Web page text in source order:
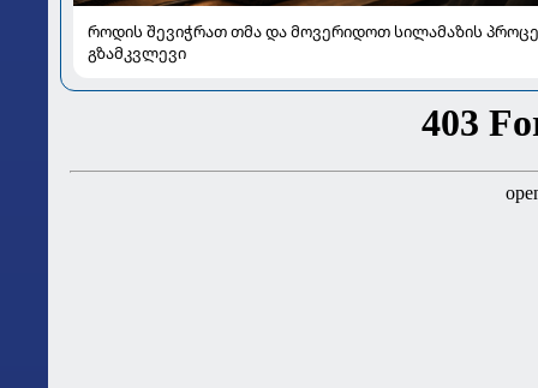
როდის შევიჭრათ თმა და მოვერიდოთ სილამაზის
გზამკვლევი